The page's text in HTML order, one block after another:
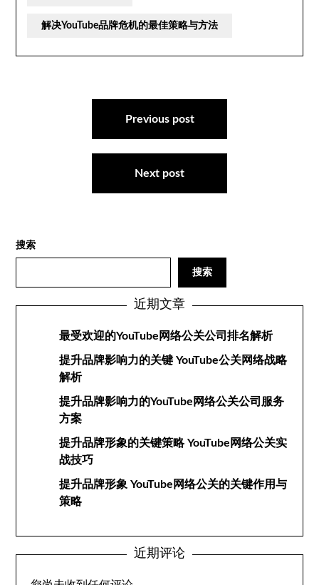
解决YouTube品牌危机的最佳策略与方法
Previous post
Next post
搜索
搜索
近期文章
最受欢迎的YouTube网络公关公司排名解析
提升品牌影响力的关键 YouTube公关网络战略
解析
提升品牌影响力的YouTube网络公关公司服务
方案
提升品牌形象的关键策略 YouTube网络公关实
战技巧
提升品牌形象 YouTube网络公关的关键作用与
策略
近期评论